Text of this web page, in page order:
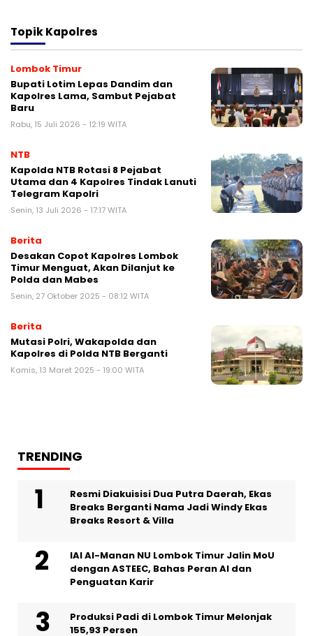
TopikKapolres
Lombok Timur
Bupati Lotim Lepas Dandim dan
Kapolres Lama, Sambut Pejabat
Baru
Rabu, 15 Juli 2026 - 12:19 WITA
NTB
Kapolda NTB Rotasi 8 Pejabat
Utama dan 4 Kapolres Tindak Lanuti
Telegram Kapolri
Senin, 13 Juli 2026 - 17:17 WITA
Berita
Desakan Copot Kapolres Lombok
Timur Menguat, Akan Dilanjut ke
Polda dan Mabes
Senin, 27 Oktober 2025 - 08:12 WITA
Berita
Mutasi Polri, Wakapolda dan
Kapolres di Polda NTB Berganti
Kamis, 13 Maret 2025 - 19:00 WITA
TRENDING
Resmi Diakuisisi Dua Putra Daerah, Ekas
Breaks Berganti Nama Jadi Windy Ekas
Breaks Resort & Villa
IAI Al-Manan NU Lombok Timur Jalin MoU
dengan ASTEEC, Bahas Peran AI dan
Penguatan Karir
Produksi Padi di Lombok Timur Melonjak
155,93 Persen